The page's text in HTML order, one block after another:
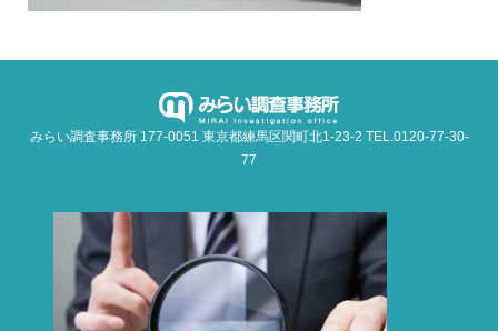
みらい調査事務所 177-0051 東京都練馬区関町北1-23-2 TEL.0120-77-30-
77